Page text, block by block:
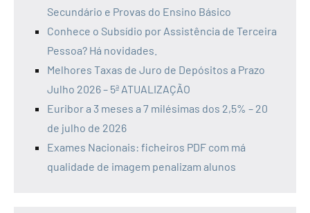
Secundário e Provas do Ensino Básico
Conhece o Subsídio por Assistência de Terceira
Pessoa? Há novidades.
Melhores Taxas de Juro de Depósitos a Prazo
Julho 2026 – 5ª ATUALIZAÇÃO
Euribor a 3 meses a 7 milésimas dos 2,5% – 20
de julho de 2026
Exames Nacionais: ficheiros PDF com má
qualidade de imagem penalizam alunos